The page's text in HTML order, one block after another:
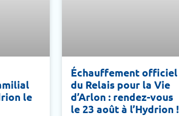
le
Échauffement officiel
du Relais pour la Vie
d’Arlon : rendez-vous
le 23 août à l’Hydrion !